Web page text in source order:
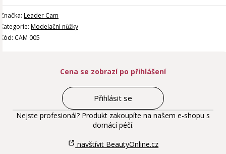
Značka: Leader Cam
Kategorie: Modelační nůžky
Kód: CAM 005
Cena se zobrazí po přihlášení
Přihlásit se
Nejste profesionál? Produkt zakoupíte na našem e-shopu s
domácí péčí.
navštívit BeautyOnline.cz